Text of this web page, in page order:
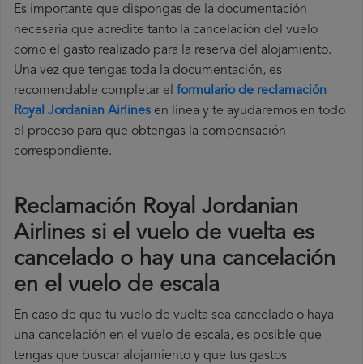
Es importante que dispongas de la documentación
necesaria que acredite tanto la cancelación del vuelo
como el gasto realizado para la reserva del alojamiento.
Una vez que tengas toda la documentación, es
recomendable completar el formulario de reclamación
Royal Jordanian Airlines en linea y te ayudaremos en todo
el proceso para que obtengas la compensación
correspondiente.
Reclamación Royal Jordanian
Airlines si el vuelo de vuelta es
cancelado o hay una cancelación
en el vuelo de escala
En caso de que tu vuelo de vuelta sea cancelado o haya
una cancelación en el vuelo de escala, es posible que
tengas que buscar alojamiento y que tus gastos